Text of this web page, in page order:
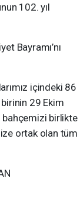
102. yıl
Bayramı’nı
içindeki 86
birinin 29 Ekim
bahçemizi birlikte
ortak olan tüm